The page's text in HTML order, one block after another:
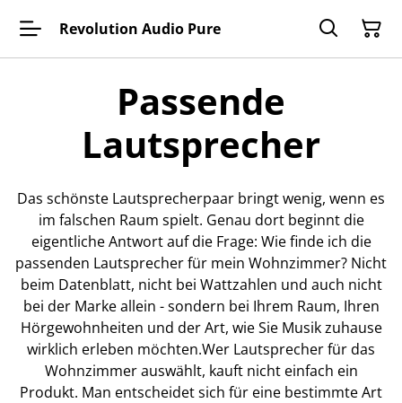
Revolution Audio Pure
Passende
Lautsprecher
Das schönste Lautsprecherpaar bringt wenig, wenn es
im falschen Raum spielt. Genau dort beginnt die
eigentliche Antwort auf die Frage: Wie finde ich die
passenden Lautsprecher für mein Wohnzimmer? Nicht
beim Datenblatt, nicht bei Wattzahlen und auch nicht
bei der Marke allein - sondern bei Ihrem Raum, Ihren
Hörgewohnheiten und der Art, wie Sie Musik zuhause
wirklich erleben möchten.Wer Lautsprecher für das
Wohnzimmer auswählt, kauft nicht einfach ein
Produkt. Man entscheidet sich für eine bestimmte Art